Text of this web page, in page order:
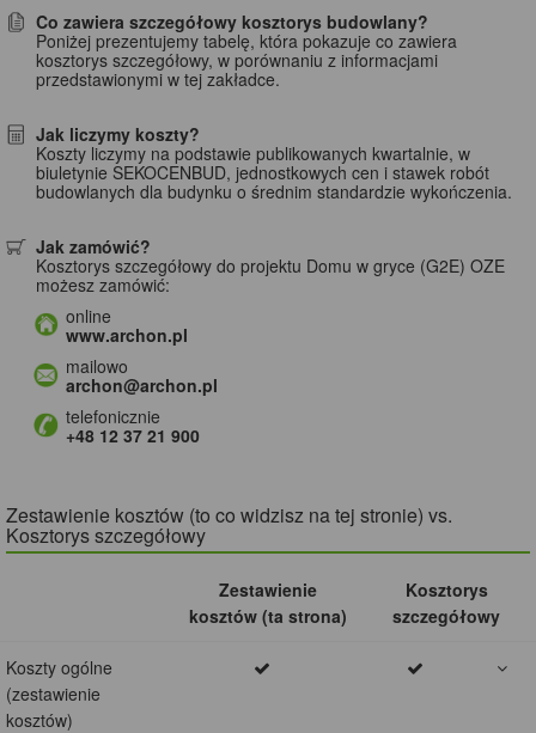
Co zawiera szczegółowy kosztorys budowlany?
Poniżej prezentujemy tabelę, która pokazuje co zawiera
kosztorys szczegółowy, w porównaniu z informacjami
przedstawionymi w tej zakładce.
Jak liczymy koszty?
Koszty liczymy na podstawie publikowanych kwartalnie, w
biuletynie SEKOCENBUD, jednostkowych cen i stawek robót
budowlanych dla budynku o średnim standardzie wykończenia.
Jak zamówić?
Kosztorys szczegółowy do projektu Domu w gryce (G2E) OZE
możesz zamówić:
online
www.archon.pl
mailowo
archon@archon.pl
telefonicznie
+48 12 37 21 900
Zestawienie kosztów (to co widzisz na tej stronie) vs.
Kosztorys szczegółowy
Zestawienie
kosztów (ta strona)
Kosztorys
szczegółowy
Koszty ogólne
(zestawienie
kosztów)